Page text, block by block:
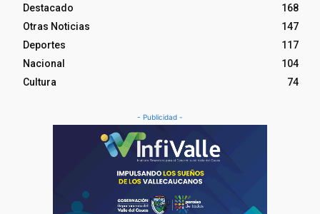
Destacado
168
Otras Noticias
147
Deportes
117
Nacional
104
Cultura
74
- Publicidad -